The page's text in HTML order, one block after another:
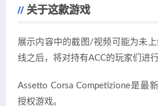
关于这款游戏
展示内容中的截图/视频可能为未
线之后，将对持有ACC的玩家们进行
Assetto Corsa Competizione是最
授权游戏。